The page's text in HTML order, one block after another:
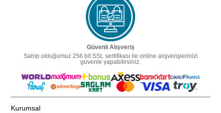
Güvenli Alışveriş
Sahip olduğumuz 256 bit SSL sertifikası ile online alışverişlerinizi
güvenle yapabilirsiniz.
Kurumsal